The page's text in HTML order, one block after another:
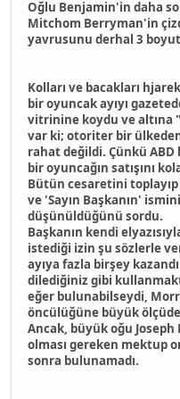
Oğlu Benjamin'in daha
Mitchom Berryman'in
yavrusunu derhal 3
Kolları ve bacakları
bir oyuncak ayıyı
vitrinine koydu ve altına
var ki; otoriter bir
rahat değildi. Çünkü ABD
bir oyuncağın satışını
Bütün cesaretini
ve 'Sayın Başkanın'
düşünüldüğünü sordu.
Başkanın kendi
istediği izin şu sözlerle
ayıya fazla birşey
dilediğiniz gibi
eğer bulunabilseydi,
öncülüğüne büyük ölçüde
Ancak, büyük oğu
olması gereken mektup
sonra bulunamadı.